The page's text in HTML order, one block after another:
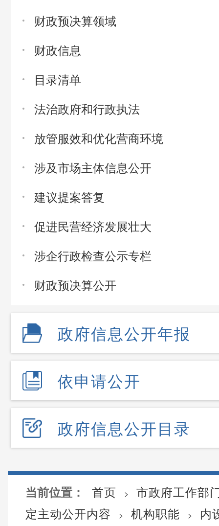
财政预决算领域
财政信息
目录清单
法治政府和行政执法
放管服效和优化营商环境
涉及市场主体信息公开
建议提案答复
促进民营经济发展壮大
涉企行政检查公示专栏
财政预决算公开
政府信息公开年报
依申请公开
政府信息公开目录
当前位置： 首页 >
市政府工作部
定主动公开内容
> 机构职能 > 内